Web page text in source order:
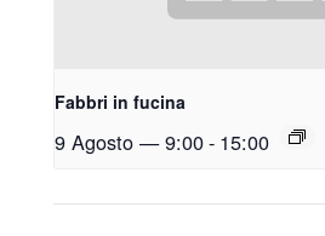
Fabbri in fucina
9 Agosto — 9:00- 15:00